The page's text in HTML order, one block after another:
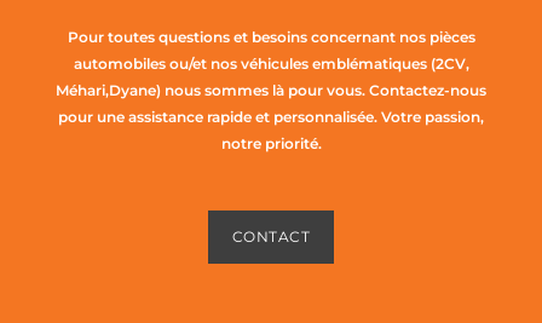
Pour toutes questions et besoins concernant nos pièces
automobiles ou/et nos véhicules emblématiques (2CV,
Méhari,Dyane) nous sommes là pour vous. Contactez-nous
pour une assistance rapide et personnalisée. Votre passion,
notre priorité.
CONTACT